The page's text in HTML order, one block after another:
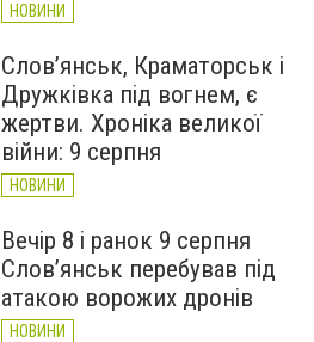
НОВИНИ
Слов’янськ, Краматорськ і
Дружківка під вогнем, є
жертви. Хроніка великої
війни: 9 серпня
НОВИНИ
Вечір 8 і ранок 9 серпня
Слов’янськ перебував під
атакою ворожих дронів
НОВИНИ